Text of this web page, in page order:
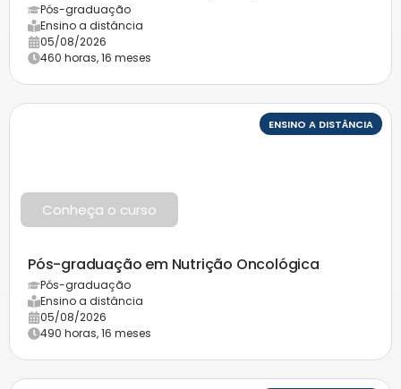
Pós-graduação
Ensino a distância
05/08/2026
460 horas, 16 meses
Conheça o curso
ENSINO A DISTÂNCIA
Pós-graduação em Nutrição Oncológica
Pós-graduação
Ensino a distância
05/08/2026
490 horas, 16 meses